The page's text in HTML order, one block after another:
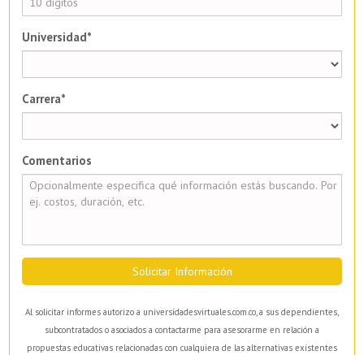
Universidad*
Carrera*
Comentarios
Solicitar Información
Al solicitar informes autorizo a universidadesvirtuales.com.co, a sus dependientes,
subcontratados o asociados a contactarme para asesorarme en relación a
propuestas educativas relacionadas con cualquiera de las alternativas existentes